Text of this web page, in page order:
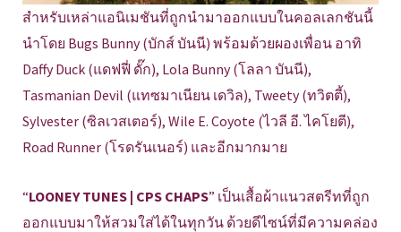
สำหรับเหล่าแอนิเมชันที่ถูกนำมาออกแบบในคอลเลกชันนี้
นำโดย Bugs Bunny (บักส์ บันนี) พร้อมด้วยผองเพื่อน อาทิ
Daffy Duck (แดฟฟี่ ดั๊ก), Lola Bunny (โลลา บันนี),
Tasmanian Devil (แทซมาเนียน เดวิล), Tweety (ทวิตตี้),
Sylvester (ซิลเวสเตอร์), Wile E. Coyote (ไวลี อี. ไคโยตี),
Road Runner (โรดรันเนอร์) และอีกมากมาย
“LOONEY TUNES | CPS CHAPS” เป็นเสื้อผ้าแนวสตรีทที่ถูก
ออกแบบมาให้สวมใส่ได้ในทุกวัน ด้วยดีไซน์ที่มีความคล่อง